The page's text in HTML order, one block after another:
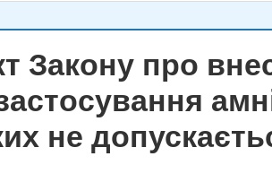
Закону про
не